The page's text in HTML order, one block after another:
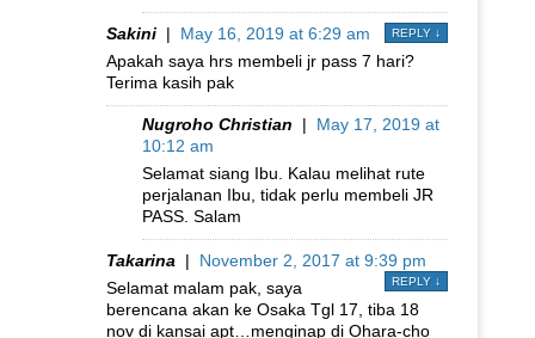
Sakini | May 16, 2019 at 6:29 am REPLY ↓
Apakah saya hrs membeli jr pass 7 hari?
Terima kasih pak
Nugroho Christian | May 17, 2019 at
10:12 am
Selamat siang Ibu. Kalau melihat rute
perjalanan Ibu, tidak perlu membeli JR
PASS. Salam
Takarina | November 2, 2017 at 9:39 pm
REPLY ↓
Selamat malam pak, saya
berencana akan ke Osaka Tgl 17, tiba 18
nov di kansai apt…menginap di Ohara-cho